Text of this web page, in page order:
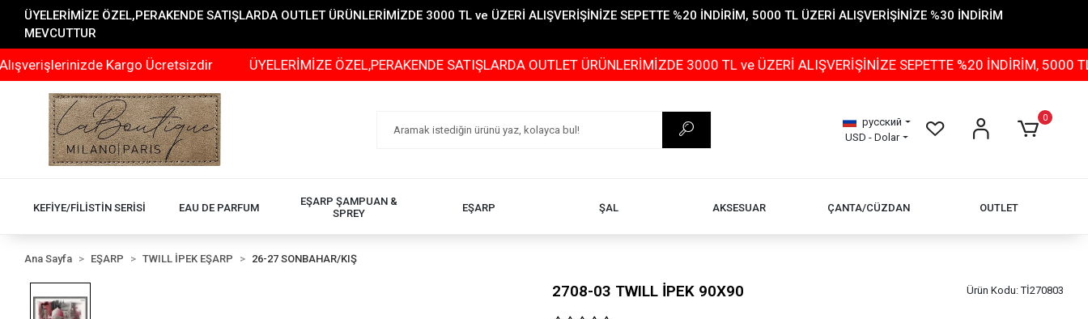
ÜYELERİMİZE ÖZEL,PERAKENDE SATIŞLARDA OUTLET ÜRÜNLERİMİZDE 3000 TL ve ÜZERİ ALIŞVERİŞİNİZE SEPETTE %20 İNDİRİM, 5000 TL ÜZERİ ALIŞVERİŞİNİZE %30 İNDİRİM
MEVCUTTUR
Kargo Ücretsizdir ÜYELERİMİZE ÖZEL,PERAKENDE SATIŞLARDA OUTLET ÜRÜNLERİMİZDE 3000 TL ve ÜZERİ ALIŞVERİŞİNİZE SEPETTE %20 İNDİRİM, 5000 TL
русский
USD - Dolar
0
KEFİYE/FİLİSTİN SERİSİ EAU DE PARFUM
EŞARP ŞAMPUAN &
SPREY
EŞARP ŞAL AKSESUAR ÇANTA/CÜZDAN OUTLET
Ana Sayfa EŞARP TWILL İPEK EŞARP 26-27 SONBAHAR/KIŞ
2708-03 TWILL İPEK 90X90 Ürün Kodu:Tİ270803